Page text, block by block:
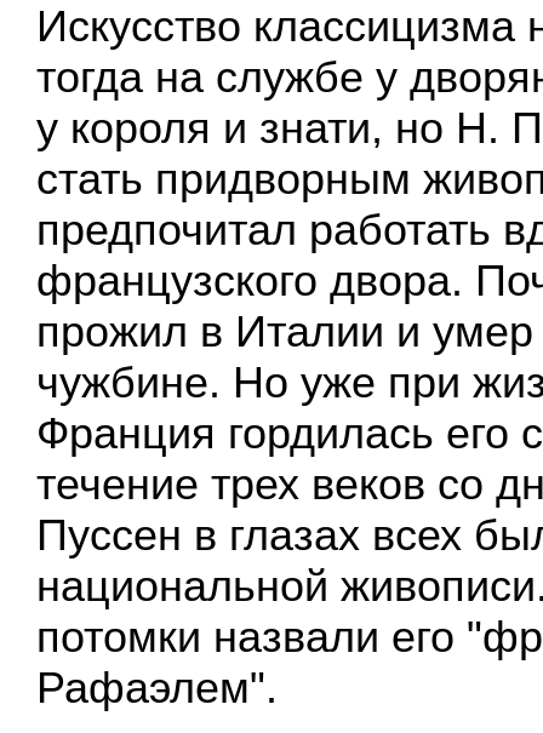
Искусство классицизма
тогда на службе у
у короля и знати, но Н.
стать придворным
предпочитал работать
французского двора.
прожил в Италии и
чужбине. Но уже при
Франция гордилась его
течение трех веков со
Пуссен в глазах всех
национальной
потомки назвали его
Рафаэлем".